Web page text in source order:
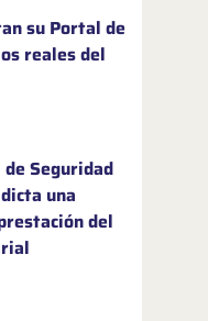
su Portal de
reales del
Seguridad
una
del